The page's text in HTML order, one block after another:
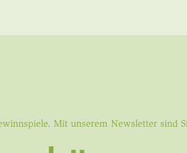
Mit unserem Newsletter sind